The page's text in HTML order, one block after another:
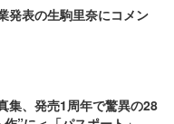
発表の生駒里奈にコメン
集、発売1周年で驚異の28